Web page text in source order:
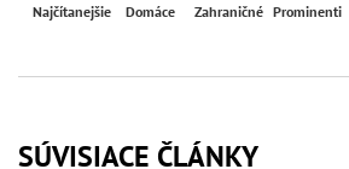
Najčítanejšie Domáce Zahraničné Prominenti
SÚVISIACE ČLÁNKY